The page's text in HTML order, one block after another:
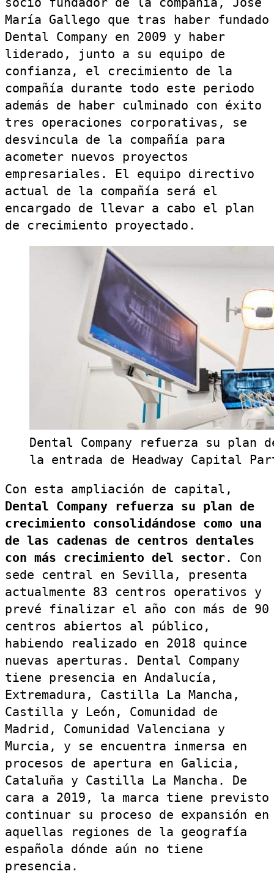
María Gallego que tras haber fundado
Dental Company en 2009 y haber
liderado, junto a su equipo de
confianza, el crecimiento de la
compañía durante todo este periodo
además de haber culminado con éxito
tres operaciones corporativas, se
desvincula de la compañía para
acometer nuevos proyectos
empresariales. El equipo directivo
actual de la compañía será el
encargado de llevar a cabo el plan
de crecimiento proyectado.
Dental Company refuerza su plan
la entrada de Headway Capital
Con esta ampliación de capital,
Dental Company refuerza su plan de
crecimiento consolidándose como una
de las cadenas de centros dentales
con más crecimiento del sector. Con
sede central en Sevilla, presenta
actualmente 83 centros operativos y
prevé finalizar el año con más de 90
centros abiertos al público,
habiendo realizado en 2018 quince
nuevas aperturas. Dental Company
tiene presencia en Andalucía,
Extremadura, Castilla La Mancha,
Castilla y León, Comunidad de
Madrid, Comunidad Valenciana y
Murcia, y se encuentra inmersa en
procesos de apertura en Galicia,
Cataluña y Castilla La Mancha. De
cara a 2019, la marca tiene previsto
continuar su proceso de expansión en
aquellas regiones de la geografía
española dónde aún no tiene
presencia.